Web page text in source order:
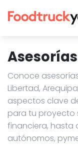
Asesorías
Conoce
Libertad,
aspectos clave
para tu proyecto
financiera, hasta
autónomos,